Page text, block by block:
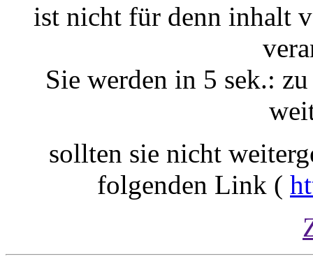
ist nicht für denn inhalt
Sie werden in 5 sek.:
sollten sie nicht
folgenden Link (